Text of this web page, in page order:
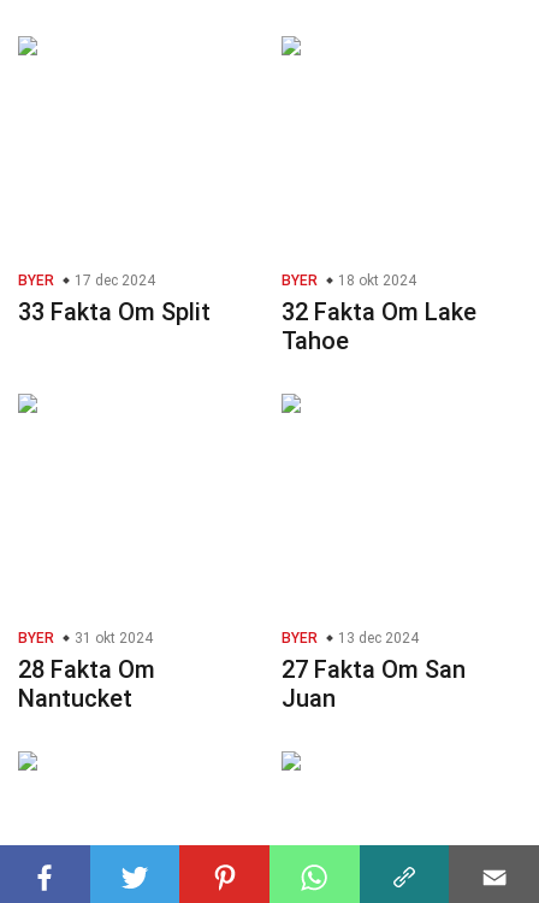
BYER 17 dec 2024
33 Fakta Om Split
BYER 18 okt 2024
32 Fakta Om Lake
Tahoe
BYER 31 okt 2024
28 Fakta Om
Nantucket
BYER 13 dec 2024
27 Fakta Om San
Juan